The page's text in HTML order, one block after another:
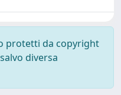
protetti da copyright
diversa